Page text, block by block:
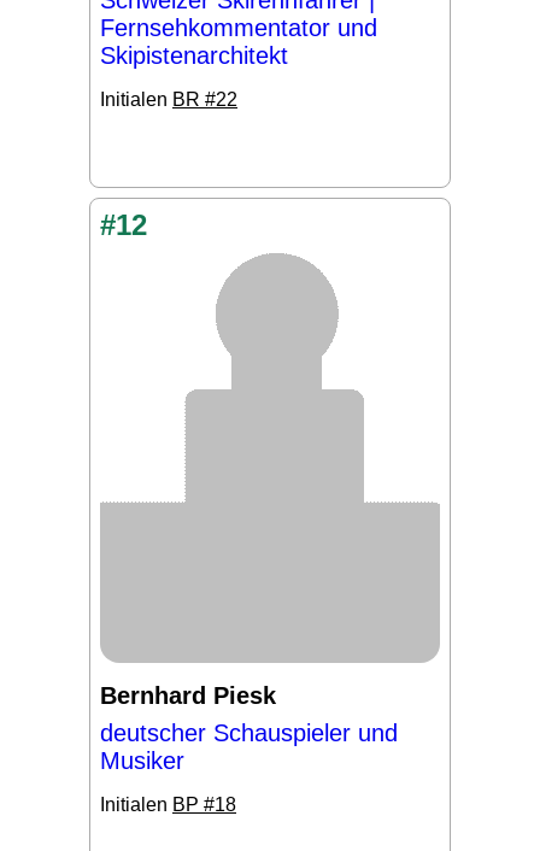
Fernsehkommentator und
Skipistenarchitekt
Initialen BR #22
#12
Bernhard Piesk
deutscher Schauspieler und
Musiker
Initialen BP #18